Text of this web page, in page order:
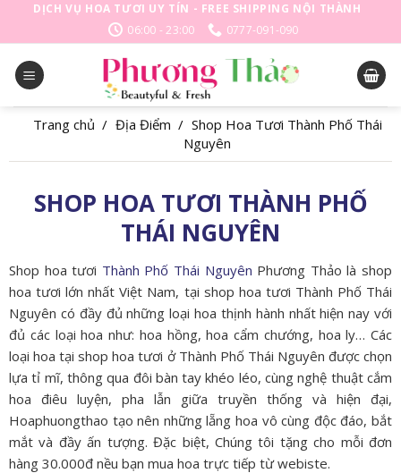
DỊCH VỤ HOA TƯƠI UY TÍN - FREE SHIPPING NỘI THÀNH
06:00 - 23:00
0777-091-090
Trang chủ / Địa Điểm / Shop Hoa Tươi Thành Phố Thái
Nguyên
SHOP HOA TƯƠI THÀNH PHỐ
THÁI NGUYÊN
Shop hoa tươi Thành Phố Thái Nguyên Phương Thảo là shop
hoa tươi lớn nhất Việt Nam, tại shop hoa tươi Thành Phố Thái
Nguyên có đầy đủ những loại hoa thịnh hành nhất hiện nay với
đủ các loại hoa như: hoa hồng, hoa cẩm chướng, hoa ly… Các
loại hoa tại shop hoa tươi ở Thành Phố Thái Nguyên được chọn
lựa tỉ mĩ, thông qua đôi bàn tay khéo léo, cùng nghệ thuật cắm
hoa điêu luyện, pha lẫn giữa truyền thống và hiện đại,
Hoaphuongthao tạo nên những lẵng hoa vô cùng độc đáo, bắt
mắt và đầy ấn tượng. Đặc biệt, Chúng tôi tặng cho mỗi đơn
hàng 30.000đ nều bạn mua hoa trực tiếp từ webiste.